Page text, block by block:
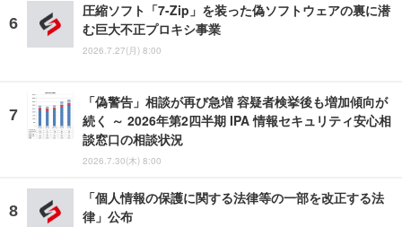
圧縮ソフト「7-Zip」を装った偽ソフトウェアの裏に潜
む巨大不正プロキシ事業
2026.7.27(月) 8:00
「偽警告」相談が再び急増 容疑者検挙後も増加傾向が
続く ～ 2026年第2四半期 IPA 情報セキュリティ安心相
談窓口の相談状況
2026.7.30(木) 8:00
「個人情報の保護に関する法律等の一部を改正する法
律」公布